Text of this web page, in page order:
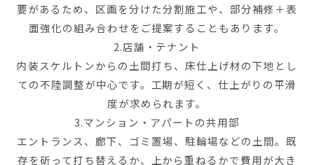
要があるため、区画を分けた分割施工や、部分補修＋表
面強化の組み合わせをご提案することもあります。
2.店舗・テナント
内装スケルトンからの土間打ち、床仕上げ材の下地とし
ての不陸調整が中心です。工期が短く、仕上がりの平滑
度が求められます。
3.マンション・アパートの共用部
エントランス、廊下、ゴミ置場、駐輪場などの土間。既
存を斫って打ち替えるか、上から重ねるかで費用が大き